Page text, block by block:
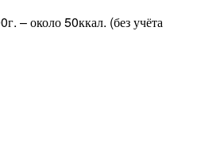
– около 50ккал. (без учёта